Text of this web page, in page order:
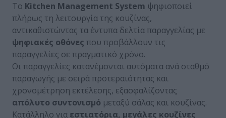
Το Kitchen Management System ψηφιοποιεί
πλήρως τη λειτουργία της κουζίνας,
αντικαθιστώντας τα έντυπα δελτία παραγγελίας με
ψηφιακές οθόνες που προβάλλουν τις
παραγγελίες σε πραγματικό χρόνο.
Οι παραγγελίες κατανέμονται αυτόματα ανά σταθμό
παραγωγής με σειρά προτεραιότητας και
χρονομέτρηση εκτέλεσης, εξασφαλίζοντας
απόλυτο συντονισμό μεταξύ σάλας και κουζίνας.
Κατάλληλο για εστιατόρια, μεγάλες κουζίνες